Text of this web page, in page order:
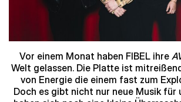
Vor einem Monat haben FIBEL ihre
Welt gelassen. Die Platte ist
von Energie die einem fast zum
Doch es gibt nicht nur neue Musik für